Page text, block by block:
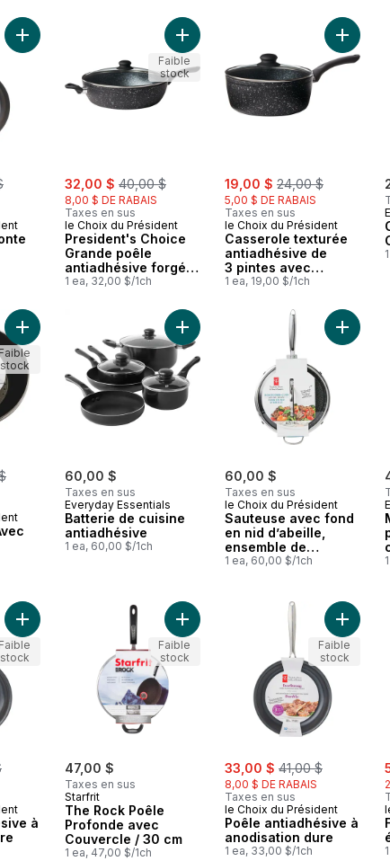
Ajouter Wok léger en fonte au panier
sale:
32,00 $ , formerly:
40,00 $
8,00 $ DE RABAIS
Taxes en sus
le Choix du Président
President's Choice
Grande poêle
antiadhésive forgée
à haut rebord de 4,8
1 ea, 32,00 $/1ch
Faible
stock
sale:
19,00 $ , formerly:
24,00 $
5,00 $ DE RABAIS
Taxes en sus
le Choix du Président
Casserole texturée
antiadhésive de
3 pintes avec
couvercle
1 ea, 19,00 $/1ch
Ajouter
Ajouter Wok En Fonte Avec Couvercle au panier
stock
60,00 $
Taxes en sus
Everyday Essentials
Batterie de cuisine
antiadhésive
1 ea, 60,00 $/1ch
Ajouter Batterie de cuisine
60,00 $
Taxes en sus
le Choix du Président
Sauteuse avec fond
en nid d’abeille,
ensemble de
2 pièces
1 ea, 60,00 $/1ch
à
Ajouter Poêle antiadhésive à anodisation dure au panier
Faible
stock
47,00 $
Taxes en sus
Starfrit
The Rock Poêle
Profonde avec
Couvercle / 30 cm
1 ea, 47,00 $/1ch
Ajouter The Rock Poêle
Faible
stock
sale:
33,00 $ , formerly:
41,00 $
8,00 $ DE RABAIS
Taxes en sus
le Choix du Président
Poêle antiadhésive à
anodisation dure
1 ea, 33,00 $/1ch
Ajouter
Faible
stock